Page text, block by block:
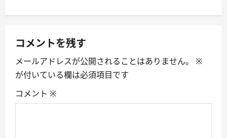
i
g
a
t
コメントを残す
メールアドレスが公開されることはありません。
※
が付いている欄は必須項目です
コメント ※